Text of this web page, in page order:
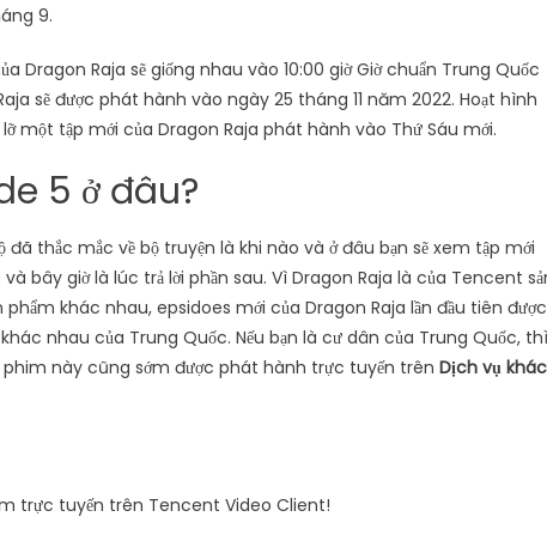
9.
Dragon Raja sẽ giống nhau vào 10:00 giờ Giờ chuẩn Trung Quốc
sẽ được phát hành vào ngày 25 tháng 11 năm 2022. Hoạt hình
một tập mới của Dragon Raja phát hành vào Thứ Sáu mới.
5 ở đâu?
thắc mắc về bộ truyện là khi nào và ở đâu bạn sẽ xem tập mới
bây giờ là lúc trả lời phần sau. Vì Dragon Raja là của Tencent
khác nhau, epsidoes mới của Dragon Raja lần đầu tiên được
nhau của Trung Quốc. Nếu bạn là cư dân của Trung Quốc, thì
này cũng sớm được phát hành trực tuyến trên Dịch vụ
trực tuyến trên Tencent Video Client!